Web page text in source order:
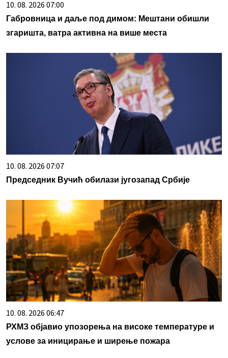
10. 08. 2026 07:00
Габровница и даље под димом: Мештани обишли
згаришта, ватра активна на више места
10. 08. 2026 07:07
Председник Вучић обилази југозапад Србије
10. 08. 2026 06:47
РХМЗ објавио упозорења на високе температуре и
услове за иницирање и ширење пожара